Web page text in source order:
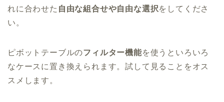
れに合わせた 自由な組合せや自由な選択をしてくださ
い。
ピボットテーブルのフィルター機能を使うといろいろ
なケースに置き換えられます。試して見ることをオス
スメします。